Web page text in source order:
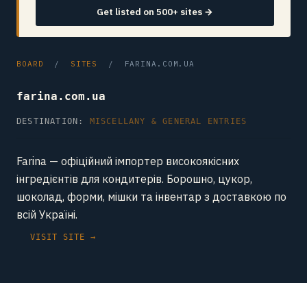
Get listed on 500+ sites →
BOARD / SITES / FARINA.COM.UA
farina.com.ua
DESTINATION: MISCELLANY & GENERAL ENTRIES
Farina — офіційний імпортер високоякісних
інгредієнтів для кондитерів. Борошно, цукор,
шоколад, форми, мішки та інвентар з доставкою по
всій Україні.
VISIT SITE →